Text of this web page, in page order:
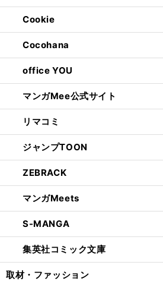
Cookie
Cocohana
office YOU
マンガMee公式サイト
リマコミ
ジャンプTOON
ZEBRACK
マンガMeets
S-MANGA
集英社コミック文庫
取材・ファッション